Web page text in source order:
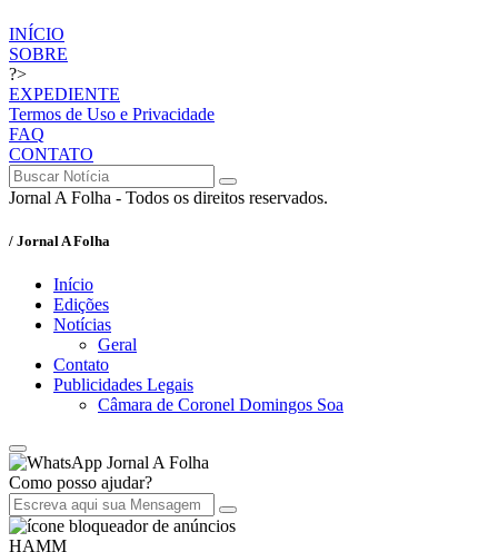
INÍCIO
SOBRE
?>
EXPEDIENTE
Termos de Uso e Privacidade
FAQ
CONTATO
Jornal A Folha - Todos os direitos reservados.
/ Jornal A Folha
Início
Edições
Notícias
Geral
Contato
Publicidades Legais
Câmara de Coronel Domingos Soa
Jornal A Folha
Como posso ajudar?
HAMM